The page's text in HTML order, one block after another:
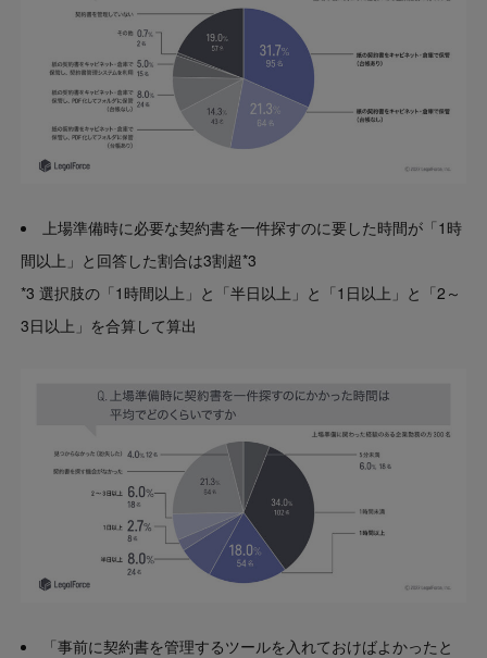
上場準備時に必要な契約書を一件探すのに要した時間が「1時
間以上」と回答した割合は3割超*3
*3 選択肢の「1時間以上」と「半日以上」と「1日以上」と「2～
3日以上」を合算して算出
「事前に契約書を管理するツールを入れておけばよかったと